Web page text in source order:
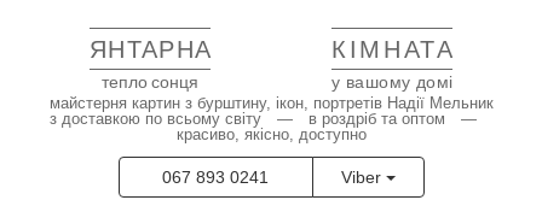
ЯНТАРНА КІМНАТА
тепло сонця у вашому домі
майстерня картин з бурштину, ікон, портретів Надії Мельник
з доставкою по всьому світу — в роздріб та оптом —
красиво, якісно, доступно
067 893 0241 Viber